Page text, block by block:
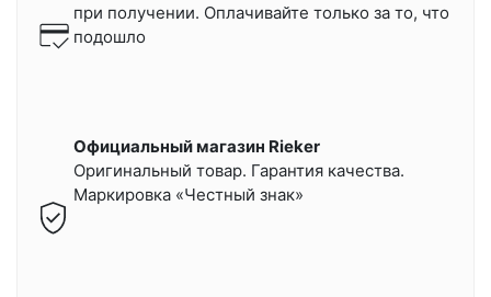
при получении. Оплачивайте только за то, что
подошло
Официальный магазин Rieker
Оригинальный товар. Гарантия качества.
Маркировка «Честный знак»